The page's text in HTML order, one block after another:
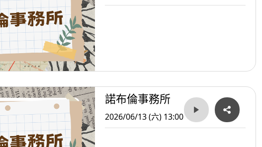
諾布倫事務所
2026/06/13 (六) 13:00